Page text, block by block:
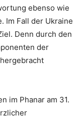
ebenso wie
Im Fall der Ukraine
Denn durch den
der
im Phanar am 31.